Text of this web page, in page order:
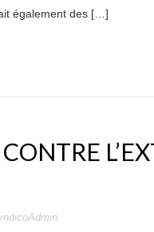
également des […]
.